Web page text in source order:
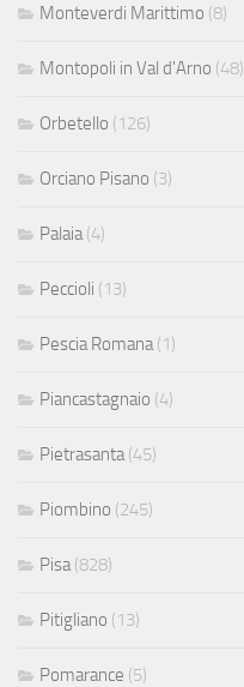
Monteverdi Marittimo (8)
Montopoli in Val d'Arno (48)
Orbetello (126)
Orciano Pisano (3)
Palaia (4)
Peccioli (13)
Pescia Romana (1)
Piancastagnaio (4)
Pietrasanta (45)
Piombino (245)
Pisa (828)
Pitigliano (13)
Pomarance (5)